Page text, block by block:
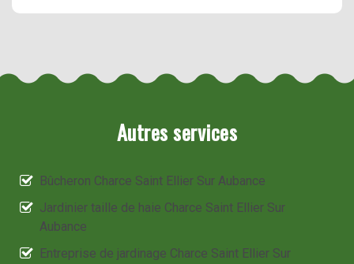
Autres services
Bûcheron Charce Saint Ellier Sur Aubance
Jardinier taille de haie Charce Saint Ellier Sur
Aubance
Entreprise de jardinage Charce Saint Ellier Sur